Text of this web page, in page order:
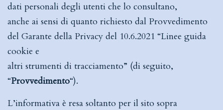
dati personali degli utenti che lo consultano,
anche ai sensi di quanto richiesto dal Provvedimento
del Garante della Privacy del 10.6.2021 “Linee guida
cookie e
altri strumenti di tracciamento” (di seguito,
“Provvedimento“).
L’informativa è resa soltanto per il sito sopra